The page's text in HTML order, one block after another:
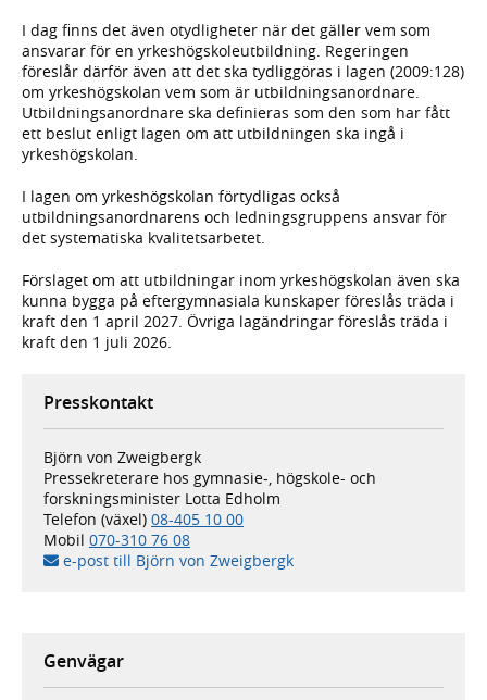
I dag finns det även otydligheter när det gäller vem som
ansvarar för en yrkeshögskoleutbildning. Regeringen
föreslår därför även att det ska tydliggöras i lagen (2009:128)
om yrkeshögskolan vem som är utbildningsanordnare.
Utbildningsanordnare ska definieras som den som har fått
ett beslut enligt lagen om att utbildningen ska ingå i
yrkeshögskolan.
I lagen om yrkeshögskolan förtydligas också
utbildningsanordnarens och ledningsgruppens ansvar för
det systematiska kvalitetsarbetet.
Förslaget om att utbildningar inom yrkeshögskolan även ska
kunna bygga på eftergymnasiala kunskaper föreslås träda i
kraft den 1 april 2027. Övriga lagändringar föreslås träda i
kraft den 1 juli 2026.
Presskontakt
Björn von Zweigbergk
Pressekreterare hos gymnasie-, högskole- och
forskningsminister Lotta Edholm
Telefon (växel) 08-405 10 00
Mobil 070-310 76 08
e-post till Björn von Zweigbergk
Genvägar